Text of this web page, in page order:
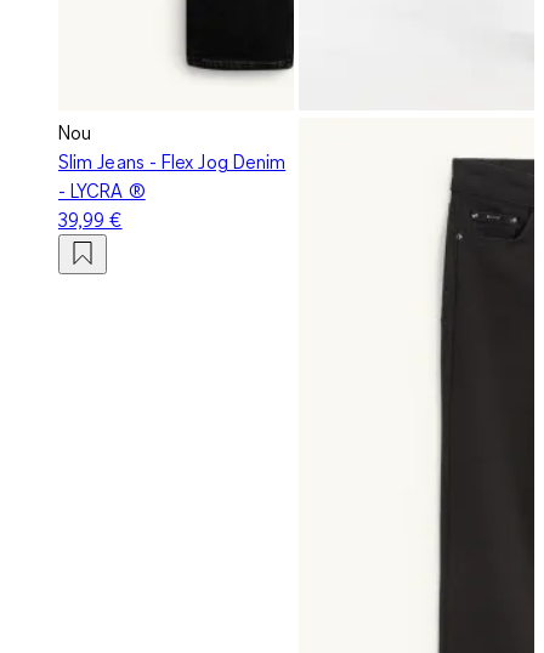
Nou
Slim Jeans - Flex Jog Denim
- LYCRA ®
39,99 €